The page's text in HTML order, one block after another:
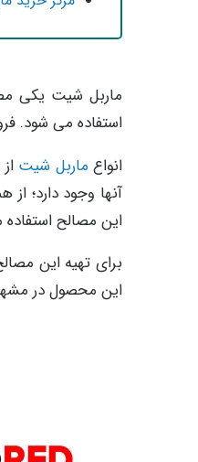
ماربل شیت یکی
استفاده می شود. فروشگاه های
انواع ماربل شیت
آنها وجود دارد؛
این مصالح استفاده
برای تهیه این
این محصول در